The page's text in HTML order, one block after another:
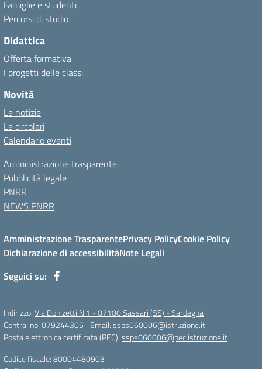
Famiglie e studenti
Percorsi di studio
Didattica
Offerta formativa
I progetti delle classi
Novità
Le notizie
Le circolari
Calendario eventi
Amministrazione trasparente
Pubblicità legale
PNRR
NEWS PNRR
Amministrazione TrasparentePrivacy PolicyCookie Policy
Dichiarazione di accessibilitàNote Legali
Seguici su:
Indirizzo:Via Donizetti N 1 - 07100 Sassari (SS) - Sardegna
Centralino:079244305 Email:ssps060006@istruzione.it
Posta elettronica certificata (PEC):ssps060006@pec.istruzione.it
Codice fiscale: 80004480903